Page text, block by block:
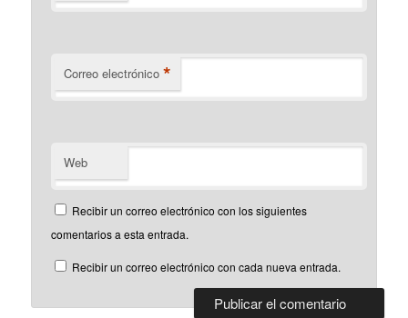
Correo electrónico *
Web
Recibir un correo electrónico con los siguientes
comentarios a esta entrada.
Recibir un correo electrónico con cada nueva entrada.